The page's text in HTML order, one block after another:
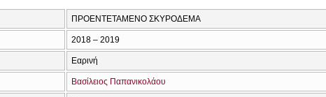
ΠΡΟΕΝΤΕΤΑΜΕΝΟ ΣΚΥΡΟΔΕΜΑ
2018 – 2019
Εαρινή
Βασίλειος Παπανικολάου